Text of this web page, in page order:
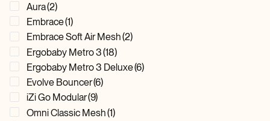
Aura(2)
Embrace(1)
Embrace Soft Air Mesh(2)
Ergobaby Metro 3(18)
Ergobaby Metro 3 Deluxe(6)
Evolve Bouncer(6)
iZi Go Modular(9)
Omni Classic Mesh(1)